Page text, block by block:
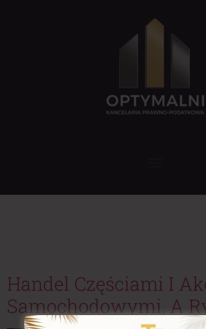
Handel Częściami I
Samochodowymi, A